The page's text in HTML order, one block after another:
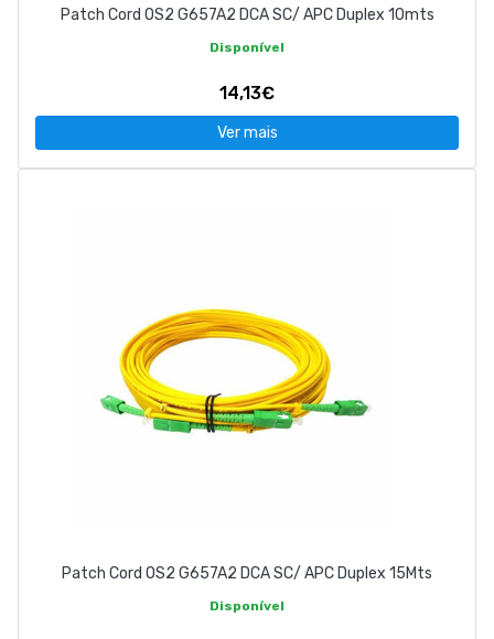
Patch Cord OS2 G657A2 DCA SC/ APC Duplex 10mts
Disponível
14,13€
Ver mais
Patch Cord OS2 G657A2 DCA SC/ APC Duplex 15Mts
Disponível